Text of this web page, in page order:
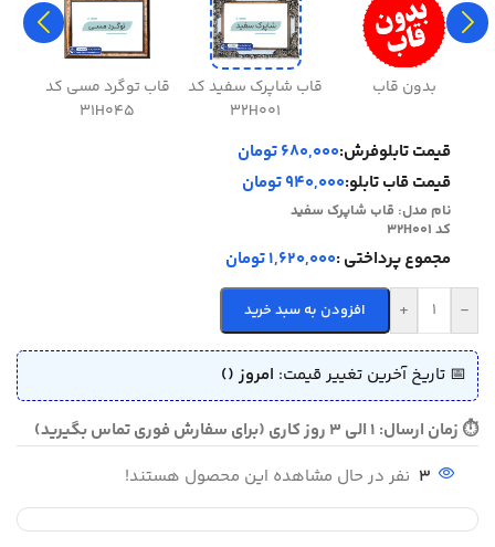
بدون قاب
قاب شاپرک سفید کد
32H001
قاب توگرد مسی کد
31H045
قیمت تابلوفرش:680,000 تومان
قیمت قاب تابلو:940,000 تومان
نام مدل: قاب شاپرک سفید
کد 32H001
مجموع پرداختی :1,620,000 تومان
-
+ افزودن به سبد خرید
📅 تاریخ آخرین تغییر قیمت: امروز ()
⏱ زمان ارسال: 1 الی 3 روز کاری (برای سفارش فوری تماس بگیرید)
3 نفر در حال مشاهده این محصول هستند!